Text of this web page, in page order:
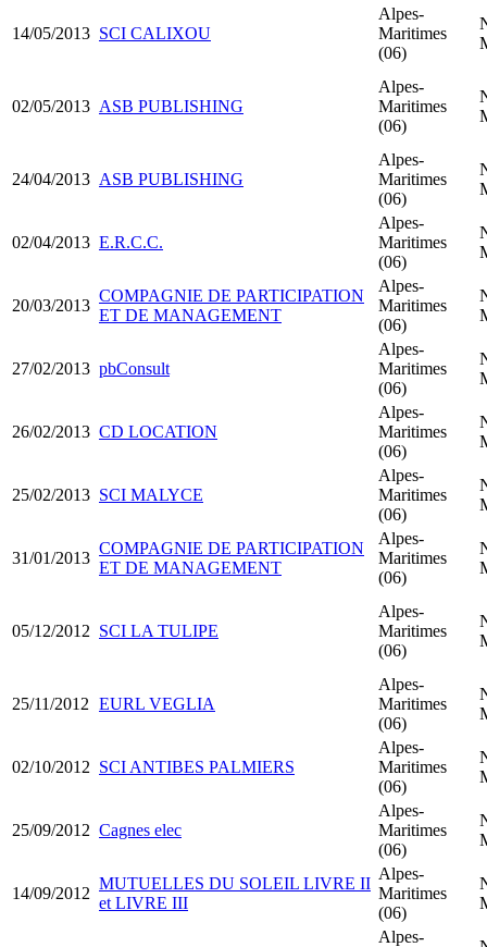
14/05/2013 SCI CALIXOU
Alpes-
Maritimes
(06)
02/05/2013 ASB PUBLISHING
Alpes-
Maritimes
(06)
24/04/2013 ASB PUBLISHING
Alpes-
Maritimes
(06)
02/04/2013 E.R.C.C.
Alpes-
Maritimes
(06)
20/03/2013
COMPAGNIE DE PARTICIPATION
ET DE MANAGEMENT
Alpes-
Maritimes
(06)
27/02/2013 pbConsult
Alpes-
Maritimes
(06)
26/02/2013 CD LOCATION
Alpes-
Maritimes
(06)
25/02/2013 SCI MALYCE
Alpes-
Maritimes
(06)
31/01/2013
COMPAGNIE DE PARTICIPATION
ET DE MANAGEMENT
Alpes-
Maritimes
(06)
05/12/2012 SCI LA TULIPE
Alpes-
Maritimes
(06)
25/11/2012 EURL VEGLIA
Alpes-
Maritimes
(06)
02/10/2012 SCI ANTIBES PALMIERS
Alpes-
Maritimes
(06)
25/09/2012 Cagnes elec
Alpes-
Maritimes
(06)
14/09/2012
MUTUELLES DU SOLEIL LIVRE II
et LIVRE III
Alpes-
Maritimes
(06)
Alpes-